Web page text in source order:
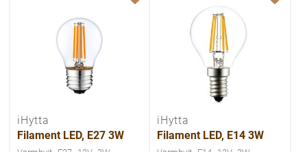
iHytta
Filament LED, E27 3W
iHytta
Filament LED, E14 3W